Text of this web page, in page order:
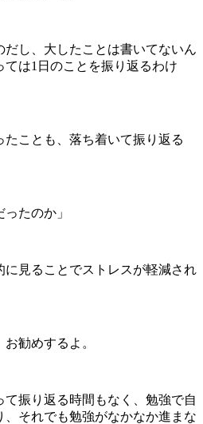
し、大したことは書いてないん
は1日のことを振り返るわけ
ことも、落ち着いて振り返る
たのか」
に見ることでストレスが軽減され
勧めするよ。
て振り返る時間もなく、勉強で自
それでも勉強がなかなか進まな